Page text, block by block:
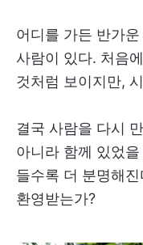
어디를 가든 반가
사람이 있다. 처음
것처럼 보이지만,
결국 사람을 다시
아니라 함께 있었
들수록 더 분명해
환영받는가?